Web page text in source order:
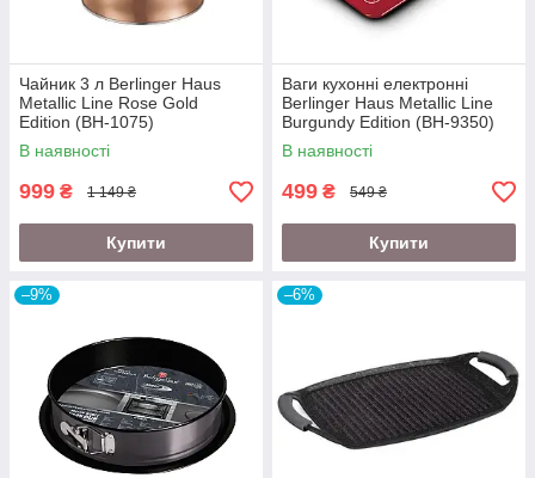
Чайник 3 л Berlinger Haus
Metallic Line Rose Gold
Edition (BH-1075)
В наявності
999 ₴ 1 149 ₴
Купити
Ваги кухонні електронні
Berlinger Haus Metallic Line
Burgundy Edition (BH-9350)
В наявності
499 ₴ 549 ₴
Купити
–9% –6%